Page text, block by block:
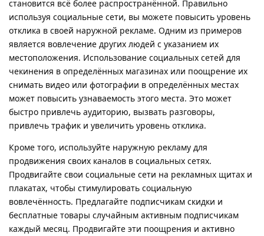
становится всё более распространённой. Правильно
используя социальные сети, вы можете повысить уровень
отклика в своей наружной рекламе. Одним из примеров
является вовлечение других людей с указанием их
местоположения. Использование социальных сетей для
чекинения в определённых магазинах или поощрение их
снимать видео или фотографии в определённых местах
может повысить узнаваемость этого места. Это может
быстро привлечь аудиторию, вызвать разговоры,
привлечь трафик и увеличить уровень отклика.
Кроме того, используйте наружную рекламу для
продвижения своих каналов в социальных сетях.
Продвигайте свои социальные сети на рекламных щитах и ​​
плакатах, чтобы стимулировать социальную
вовлечённость. Предлагайте подписчикам скидки и
бесплатные товары случайным активным подписчикам
каждый месяц. Продвигайте эти поощрения и активно